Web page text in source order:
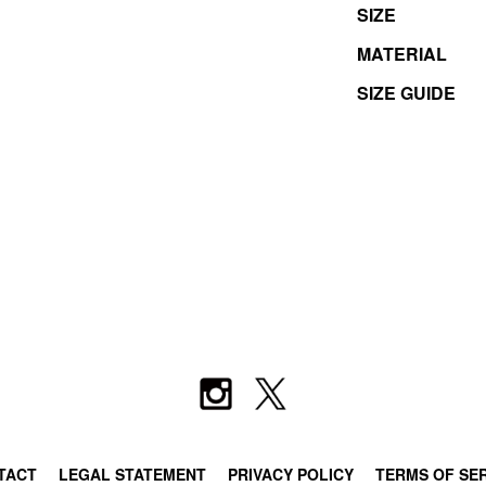
SIZE
MATERIAL
SIZE GUIDE
LEGAL STATEMENT PRIVACY POLICY TERMS OF